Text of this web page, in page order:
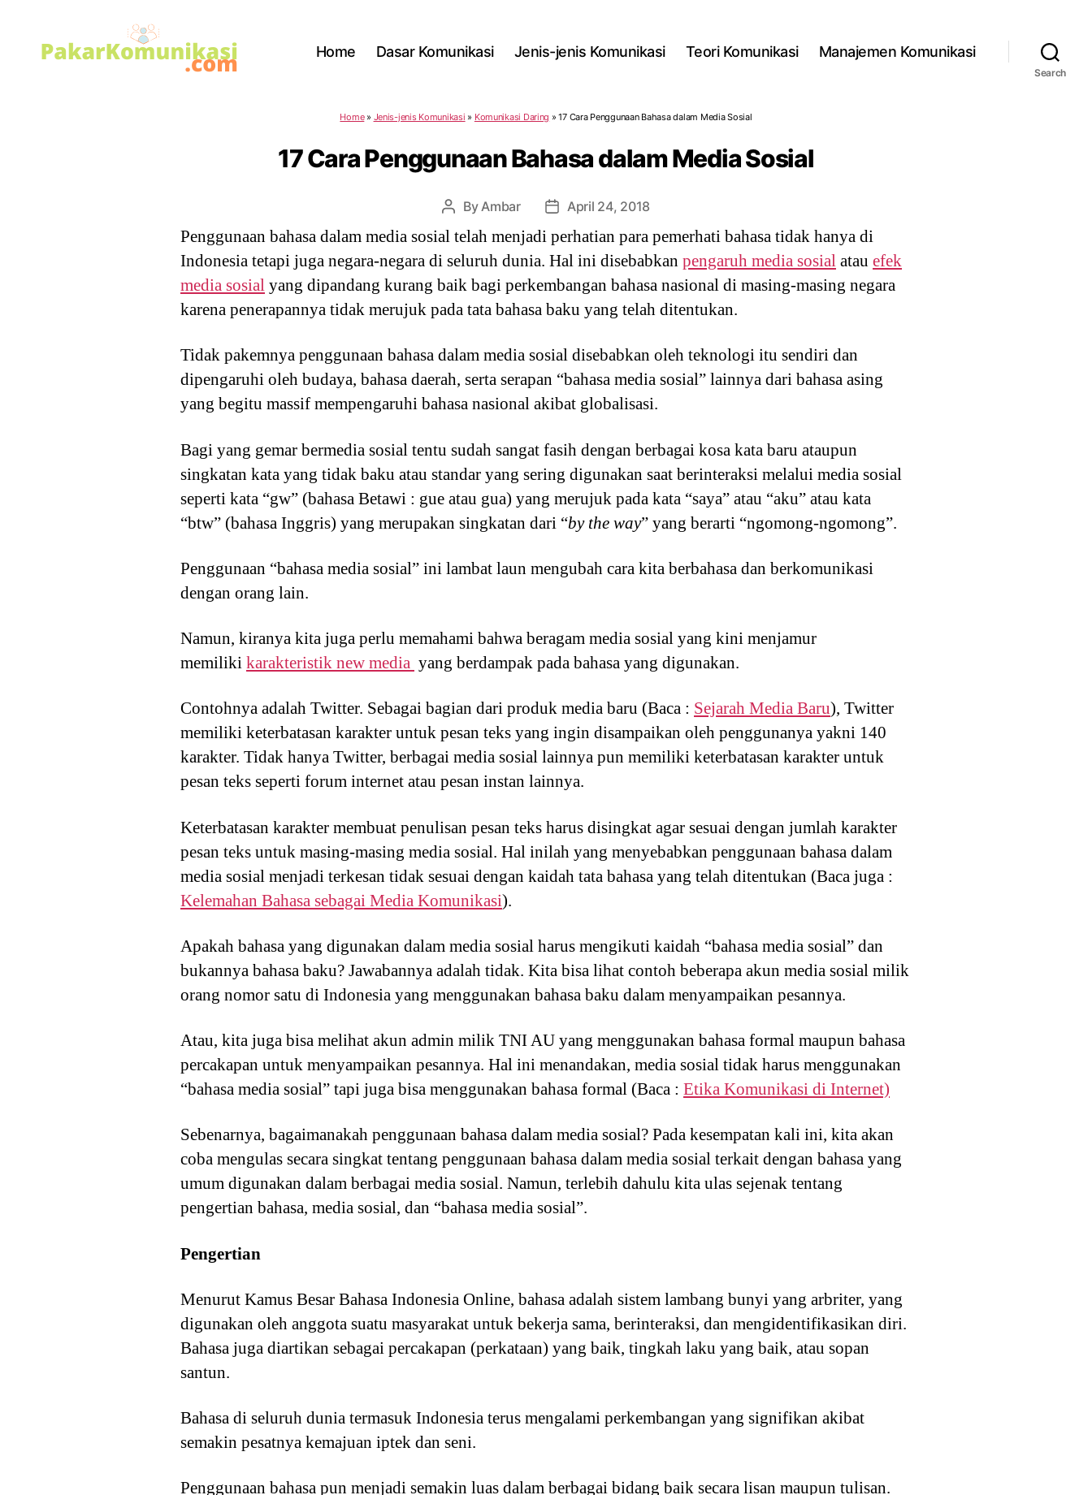
Home Dasar Komunikasi Jenis-jenis Komunikasi Teori Komunikasi Manajemen Komunikasi
Search
Home» Jenis-jenis Komunikasi » Komunikasi Daring »17 Cara Penggunaan Bahasa dalam Media Sosial
17 Cara Penggunaan Bahasa dalam Media Sosial
Post
author
ByAmbar
Post
date
April 24, 2018
Penggunaan bahasa dalam media sosial telah menjadi perhatian para pemerhati bahasa tidak hanya di
Indonesia tetapi juga negara-negara di seluruh dunia. Hal ini disebabkan pengaruh media sosial atau efek
media sosial yang dipandang kurang baik bagi perkembangan bahasa nasional di masing-masing negara
karena penerapannya tidak merujuk pada tata bahasa baku yang telah ditentukan.
Tidak pakemnya penggunaan bahasa dalam media sosial disebabkan oleh teknologi itu sendiri dan
dipengaruhi oleh budaya, bahasa daerah, serta serapan “bahasa media sosial” lainnya dari bahasa asing
yang begitu massif mempengaruhi bahasa nasional akibat globalisasi.
Bagi yang gemar bermedia sosial tentu sudah sangat fasih dengan berbagai kosa kata baru ataupun
singkatan kata yang tidak baku atau standar yang sering digunakan saat berinteraksi melalui media sosial
seperti kata “gw” (bahasa Betawi : gue atau gua) yang merujuk pada kata “saya” atau “aku” atau kata
“btw” (bahasa Inggris) yang merupakan singkatan dari “by the way” yang berarti “ngomong-ngomong”.
Penggunaan “bahasa media sosial” ini lambat laun mengubah cara kita berbahasa dan berkomunikasi
dengan orang lain.
Namun, kiranya kita juga perlu memahami bahwa beragam media sosial yang kini menjamur
memiliki karakteristik new media yang berdampak pada bahasa yang digunakan.
Contohnya adalah Twitter. Sebagai bagian dari produk media baru (Baca : Sejarah Media Baru), Twitter
memiliki keterbatasan karakter untuk pesan teks yang ingin disampaikan oleh penggunanya yakni 140
karakter. Tidak hanya Twitter, berbagai media sosial lainnya pun memiliki keterbatasan karakter untuk
pesan teks seperti forum internet atau pesan instan lainnya.
Keterbatasan karakter membuat penulisan pesan teks harus disingkat agar sesuai dengan jumlah karakter
pesan teks untuk masing-masing media sosial. Hal inilah yang menyebabkan penggunaan bahasa dalam
media sosial menjadi terkesan tidak sesuai dengan kaidah tata bahasa yang telah ditentukan (Baca juga :
Kelemahan Bahasa sebagai Media Komunikasi).
Apakah bahasa yang digunakan dalam media sosial harus mengikuti kaidah “bahasa media sosial” dan
bukannya bahasa baku? Jawabannya adalah tidak. Kita bisa lihat contoh beberapa akun media sosial milik
orang nomor satu di Indonesia yang menggunakan bahasa baku dalam menyampaikan pesannya.
Atau, kita juga bisa melihat akun admin milik TNI AU yang menggunakan bahasa formal maupun bahasa
percakapan untuk menyampaikan pesannya. Hal ini menandakan, media sosial tidak harus menggunakan
“bahasa media sosial” tapi juga bisa menggunakan bahasa formal (Baca : Etika Komunikasi di Internet)
Sebenarnya, bagaimanakah penggunaan bahasa dalam media sosial? Pada kesempatan kali ini, kita akan
coba mengulas secara singkat tentang penggunaan bahasa dalam media sosial terkait dengan bahasa yang
umum digunakan dalam berbagai media sosial. Namun, terlebih dahulu kita ulas sejenak tentang
pengertian bahasa, media sosial, dan “bahasa media sosial”.
Pengertian
Menurut Kamus Besar Bahasa Indonesia Online, bahasa adalah sistem lambang bunyi yang arbriter, yang
digunakan oleh anggota suatu masyarakat untuk bekerja sama, berinteraksi, dan mengidentifikasikan diri.
Bahasa juga diartikan sebagai percakapan (perkataan) yang baik, tingkah laku yang baik, atau sopan
santun.
Bahasa di seluruh dunia termasuk Indonesia terus mengalami perkembangan yang signifikan akibat
semakin pesatnya kemajuan iptek dan seni.
Penggunaan bahasa pun menjadi semakin luas dalam berbagai bidang baik secara lisan maupun tulisan.